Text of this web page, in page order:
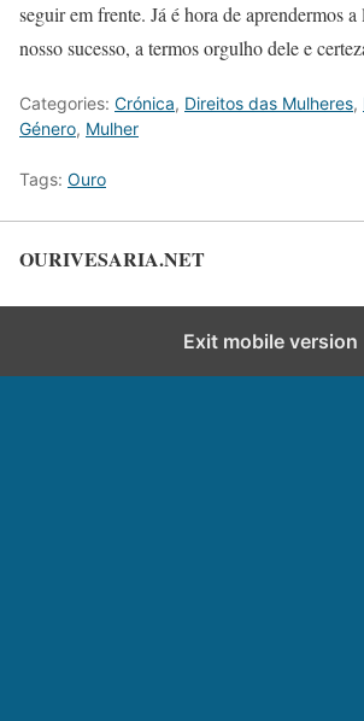
seguir em frente. Já é hora de aprendermos
nosso sucesso, a termos orgulho dele e
Categories: Crónica, Direitos das Mulheres,
Género, Mulher
Tags: Ouro
OURIVESARIA.NET
Exit mobile version